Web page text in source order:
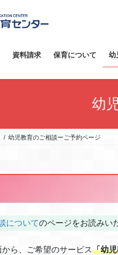
資料請求 保育について 幼
幼
幼児教育のご相談ーご予約ページ
についてのページをお読みい
ら、ご希望のサービス「幼